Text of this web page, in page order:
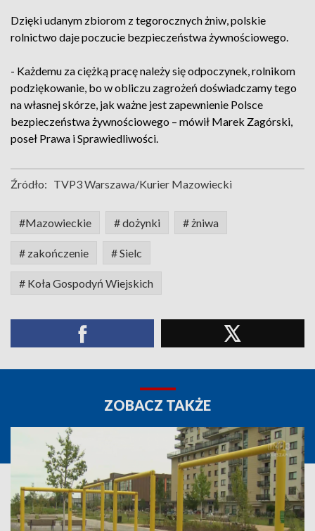
Dzięki udanym zbiorom z tegorocznych żniw, polskie
rolnictwo daje poczucie bezpieczeństwa żywnościowego.
- Każdemu za ciężką pracę należy się odpoczynek, rolnikom
podziękowanie, bo w obliczu zagrożeń doświadczamy tego
na własnej skórze, jak ważne jest zapewnienie Polsce
bezpieczeństwa żywnościowego – mówił Marek Zagórski,
poseł Prawa i Sprawiedliwości.
Źródło: TVP3 Warszawa/Kurier Mazowiecki
#Mazowieckie # dożynki # żniwa
# zakończenie # Sielc
# Koła Gospodyń Wiejskich
ZOBACZ TAKŻE